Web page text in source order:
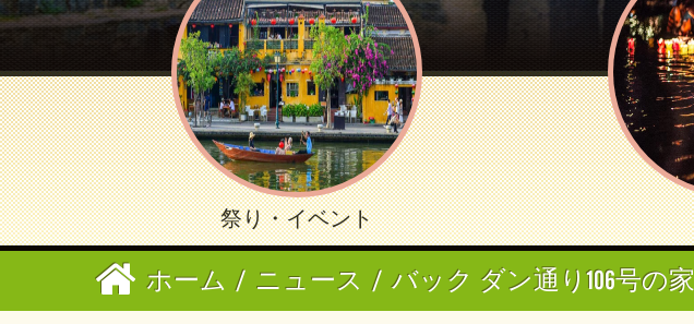
祭り・イベント
ホーム / ニュース / バック ダン通り106号の家